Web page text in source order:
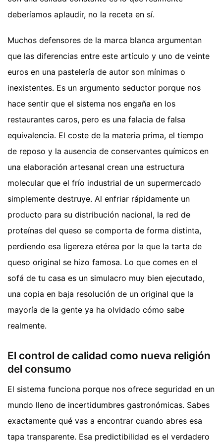
deberíamos aplaudir, no la receta en sí.
Muchos defensores de la marca blanca argumentan
que las diferencias entre este artículo y uno de veinte
euros en una pastelería de autor son mínimas o
inexistentes. Es un argumento seductor porque nos
hace sentir que el sistema nos engaña en los
restaurantes caros, pero es una falacia de falsa
equivalencia. El coste de la materia prima, el tiempo
de reposo y la ausencia de conservantes químicos en
una elaboración artesanal crean una estructura
molecular que el frío industrial de un supermercado
simplemente destruye. Al enfriar rápidamente un
producto para su distribución nacional, la red de
proteínas del queso se comporta de forma distinta,
perdiendo esa ligereza etérea por la que la tarta de
queso original se hizo famosa. Lo que comes en el
sofá de tu casa es un simulacro muy bien ejecutado,
una copia en baja resolución de un original que la
mayoría de la gente ya ha olvidado cómo sabe
realmente.
El control de calidad como nueva religión
del consumo
El sistema funciona porque nos ofrece seguridad en un
mundo lleno de incertidumbres gastronómicas. Sabes
exactamente qué vas a encontrar cuando abres esa
tapa transparente. Esa predictibilidad es el verdadero